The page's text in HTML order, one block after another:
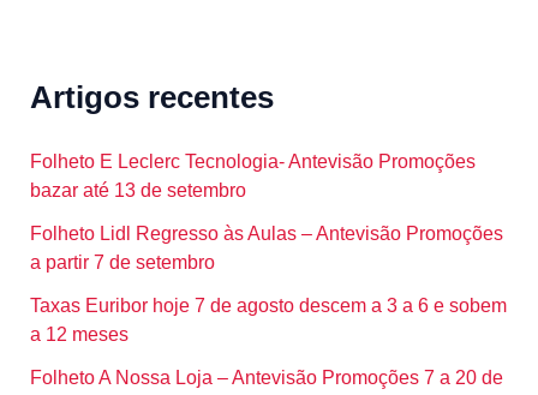
Artigos recentes
Folheto E Leclerc Tecnologia- Antevisão Promoções
bazar até 13 de setembro
Folheto Lidl Regresso às Aulas – Antevisão Promoções
a partir 7 de setembro
Taxas Euribor hoje 7 de agosto descem a 3 a 6 e sobem
a 12 meses
Folheto A Nossa Loja – Antevisão Promoções 7 a 20 de